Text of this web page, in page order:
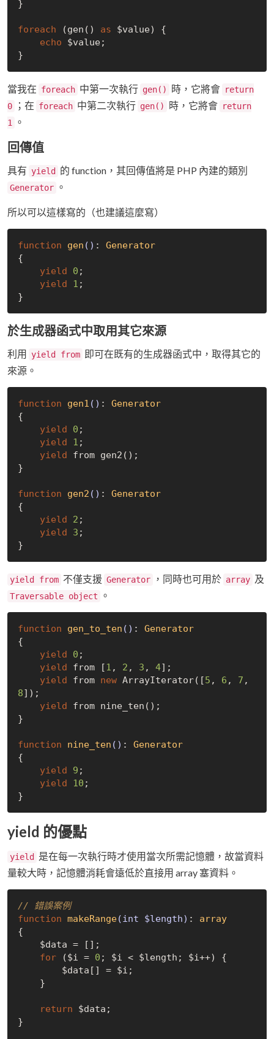
}
foreach (gen() as $value) {
echo $value;
當我在 foreach 中第一次執行 gen() 時，它將會 return
0
；在 foreach 中第二次執行 gen() 時，它將會 return
1 。
回傳值
具有 yield 的 function，其回傳值將是 PHP 內建的類別
Generator 。
所以可以這樣寫的（也建議這麼寫）
function gen () : Generator
{
yield
0 ;
yield
1 ;
於生成器函式中取用其它來源
利用 yield from
即可在既有的生成器函式中，取得其它的
來源。
function gen1 () : Generator
{
yield
0 ;
yield
1 ;
yield from gen2();
}
function gen2 () : Generator
{
yield
2 ;
yield
3 ;
yield from 不僅支援 Generator ，同時也可用於 array 及
Traversable object 。
function gen_to_ten () : Generator
{
yield
0 ;
yield from [1 , 2 , 3 , 4];
yield from new ArrayIterator([5 , 6 , 7
8]);
yield from nine_ten();
}
function nine_ten () : Generator
{
yield
9 ;
yield
10 ;
yield 的優點
yield
是在每一次執行時才使用當次所需記憶體，故當資料
量較大時，記憶體消耗會遠低於直接用 array 塞資料。
// 錯誤案例
function makeRange(int $length) : array
{
for ($i = 0 ; $i < $length; $i++) {
return $data;
}